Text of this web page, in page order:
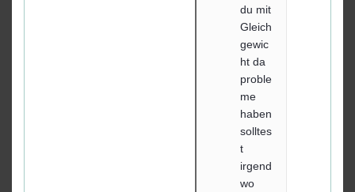
du mit
Gleich
gewic
ht da
proble
me
haben
solltes
t
irgend
wo